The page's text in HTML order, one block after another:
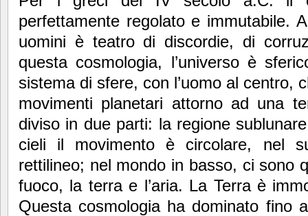
perfettamente regolato e immutabile.
uomini è teatro di discordie, di
questa cosmologia, l’universo è
sistema di sfere, con l’uomo al centro,
movimenti planetari attorno ad una
diviso in due parti: la regione
cieli il movimento è circolare, nel
rettilineo; nel mondo in basso, ci sono
fuoco, la terra e l’aria. La Terra è
Questa cosmologia ha dominato fino